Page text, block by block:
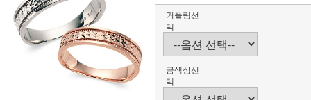
커플링선
택
금색상선
택